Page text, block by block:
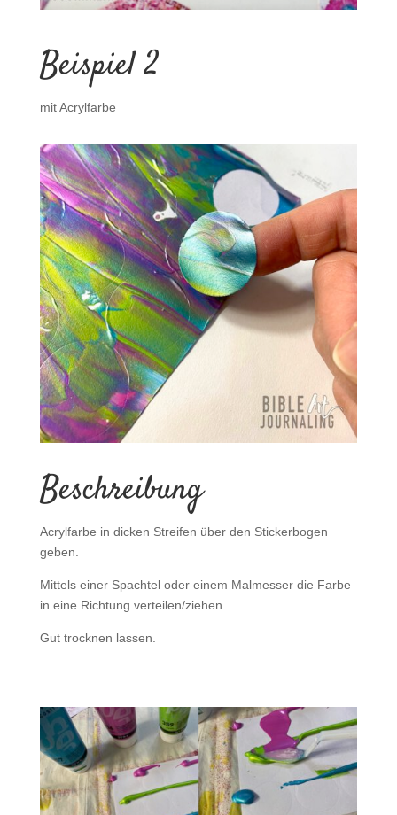
Beispiel 2
mit Acrylfarbe
Beschreibung
Acrylfarbe in dicken Streifen über den Stickerbogen
geben.
Mittels einer Spachtel oder einem Malmesser die Farbe
in eine Richtung verteilen/ziehen.
Gut trocknen lassen.